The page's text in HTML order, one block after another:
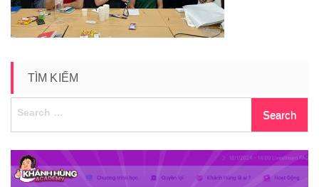
TÌM KIẾM
Search